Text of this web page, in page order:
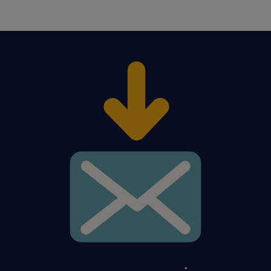
wtórnych) oraz dobór aparatury
Koordynacja międzybranżowa i
zapewnienie zgodności projektów z
normami oraz przepisami
Sprawowanie nadzoru autorskiego nad
realizacją inwestycji i rozwiązywanie
problemów na budowie
Współpraca z inwestorami, wykonawcami
oraz instytucjami administracyjnymi